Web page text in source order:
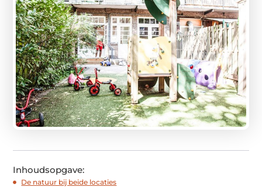
Inhoudsopgave:
De natuur bij beide locaties